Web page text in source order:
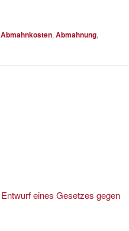
Abmahnkosten, Abmahnung,
Entwurf eines Gesetzes gegen